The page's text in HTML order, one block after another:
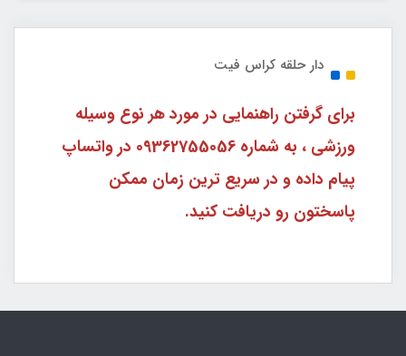
دار حلقه کراس فیت
برای گرفتن راهنمایی در مورد هر نوع وسیله
ورزشی ، به شماره 09362755056 در واتساپ
پیام داده و در سریع ترین زمان ممکن
پاسختون رو دریافت کنید.